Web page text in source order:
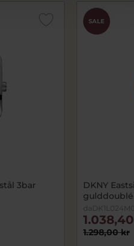
3bar
SALE
DKNY
1.298,00 kr